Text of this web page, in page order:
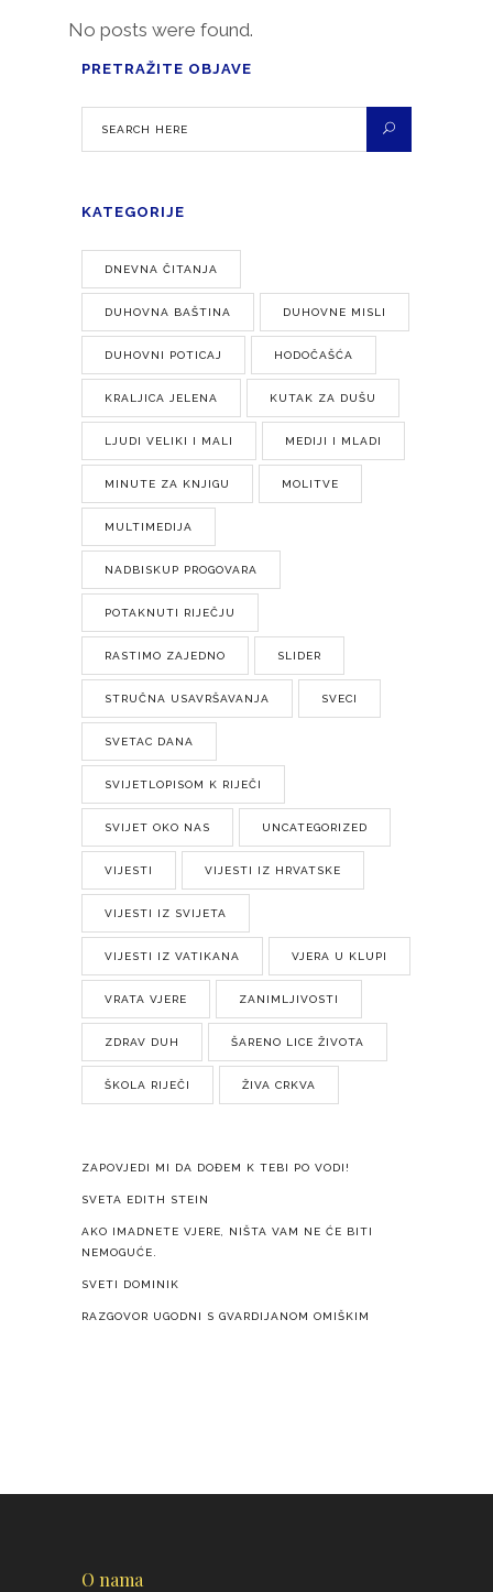
No posts were found.
PRETRAŽITE OBJAVE
KATEGORIJE
DNEVNA ČITANJA
DUHOVNA BAŠTINA DUHOVNE MISLI
DUHOVNI POTICAJ HODOČAŠĆA
KRALJICA JELENA KUTAK ZA DUŠU
LJUDI VELIKI I MALI MEDIJI I MLADI
MINUTE ZA KNJIGU MOLITVE
MULTIMEDIJA
NADBISKUP PROGOVARA
POTAKNUTI RIJEČJU
RASTIMO ZAJEDNO SLIDER
STRUČNA USAVRŠAVANJA SVECI
SVETAC DANA
SVIJETLOPISOM K RIJEČI
SVIJET OKO NAS UNCATEGORIZED
VIJESTI VIJESTI IZ HRVATSKE
VIJESTI IZ SVIJETA
VIJESTI IZ VATIKANA VJERA U KLUPI
VRATA VJERE ZANIMLJIVOSTI
ZDRAV DUH ŠARENO LICE ŽIVOTA
ŠKOLA RIJEČI ŽIVA CRKVA
ZAPOVJEDI MI DA DOĐEM K TEBI PO VODI!
SVETA EDITH STEIN
AKO IMADNETE VJERE, NIŠTA VAM NE ĆE BITI
NEMOGUĆE.
SVETI DOMINIK
RAZGOVOR UGODNI S GVARDIJANOM OMIŠKIM
O nama